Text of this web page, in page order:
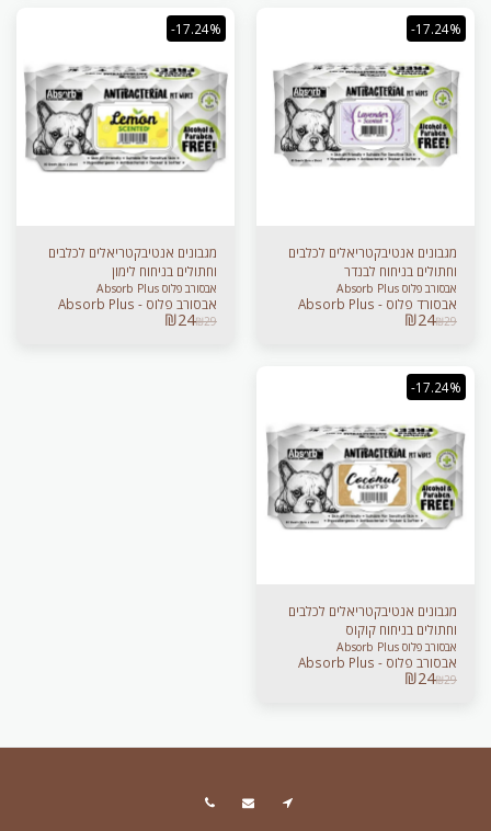
-17.24%
מגבונים אנטיבקטריאלים לכלבים
וחתולים בניחוח לבנדר
אבסורב פלוס Absorb Plus
אבסורד פלוס - Absorb Plus
₪29
₪24
-17.24%
מגבונים אנטיבקטריאלים לכלבים
וחתולים בניחוח לימון
אבסורב פלוס Absorb Plus
אבסורב פלוס - Absorb Plus
₪29
₪24
-17.24%
מגבונים אנטיבקטריאלים לכלבים
וחתולים בניחוח קוקוס
אבסורב פלוס Absorb Plus
אבסורב פלוס - Absorb Plus
₪29
₪24